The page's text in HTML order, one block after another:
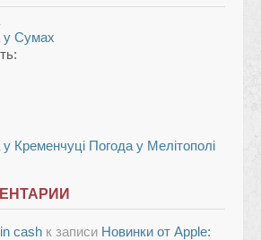
у Сумах
Кременчуці Погода у Мелітополі
cash к записи Новинки от Apple: